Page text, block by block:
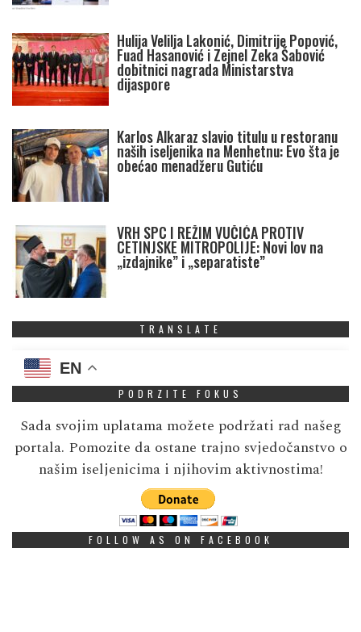
Hulija Velilja Lakonić, Dimitrije Popović,
Fuad Hasanović i Zejnel Zeka Šabović
dobitnici nagrada Ministarstva
dijaspore
Karlos Alkaraz slavio titulu u restoranu
naših iseljenika na Menhetnu: Evo šta je
obećao menadžeru Gutiću
VRH SPC I REŽIM VUČIĆA PROTIV
CETINJSKE MITROPOLIJE: Novi lov na
„izdajnike” i „separatiste”
TRANSLATE
EN
PODRZITE FOKUS
Sada svojim uplatama možete podržati rad našeg
portala. Pomozite da ostane trajno svjedočanstvo o
našim iseljenicima i njihovim aktivnostima!
FOLLOW AS ON FACEBOOK